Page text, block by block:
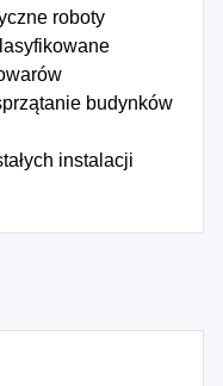
roboty
budynków
instalacji